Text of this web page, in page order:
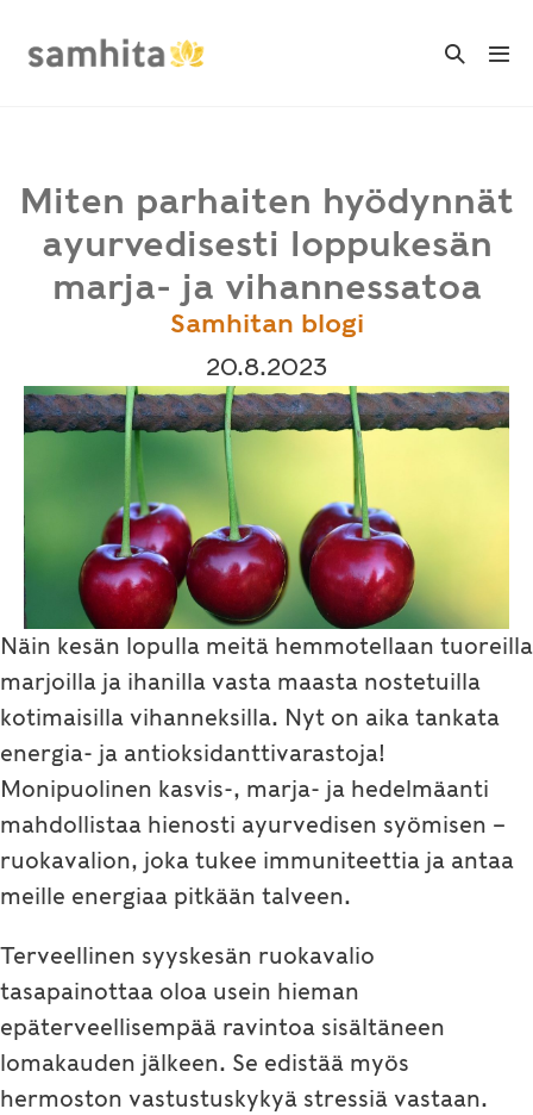
Search
Miten parhaiten hyödynnät
ayurvedisesti loppukesän
marja- ja vihannessatoa
Samhitan blogi
20.8.2023
Näin kesän lopulla meitä hemmotellaan tuoreilla
marjoilla ja ihanilla vasta maasta nostetuilla
kotimaisilla vihanneksilla. Nyt on aika tankata
energia- ja antioksidanttivarastoja!
Monipuolinen kasvis-, marja- ja hedelmäanti
mahdollistaa hienosti ayurvedisen syömisen –
ruokavalion, joka tukee immuniteettia ja antaa
meille energiaa pitkään talveen.
Terveellinen syyskesän ruokavalio
tasapainottaa oloa usein hieman
epäterveellisempää ravintoa sisältäneen
lomakauden jälkeen. Se edistää myös
hermoston vastustuskykyä stressiä vastaan.